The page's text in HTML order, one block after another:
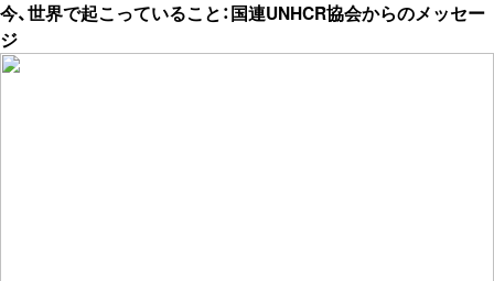
今、世界で起こっていること：国連UNHCR協会からのメッセー
ジ